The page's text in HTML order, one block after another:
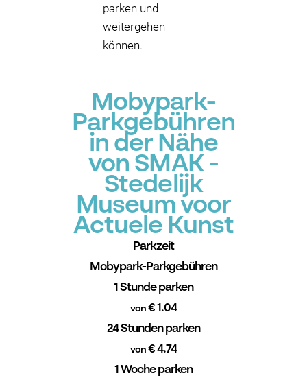
parken und
weitergehen
können.
Mobypark-
Parkgebühren
in der Nähe
von SMAK -
Stedelijk
Museum voor
Actuele Kunst
Parkzeit
Mobypark-Parkgebühren
1 Stunde parken
von€ 1.04
24 Stunden parken
von€ 4.74
1 Woche parken